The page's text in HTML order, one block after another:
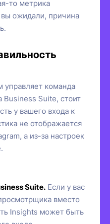
то метрика
ожидали, причина
управляет команда
Business Suite, стоит
у вашего входа к
не отображается
а из-за настроек
Suite. Если у вас
вместо
Insights может быть